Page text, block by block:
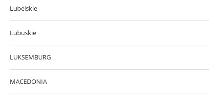
Lubelskie
Lubuskie
LUKSEMBURG
MACEDONIA